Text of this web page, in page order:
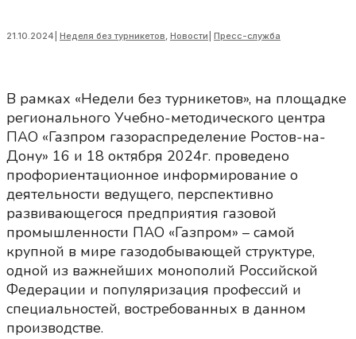
21.10.2024 Неделя без турникетов, Новости Пресс-служба
В рамках «Недели без турникетов», на площадке
регионального Учебно-методического центра
ПАО «Газпром газораспределение Ростов-на-
Дону» 16 и 18 октября 2024г. проведено
профориентационное информирование о
деятельности ведущего, перспективно
развивающегося предприятия газовой
промышленности ПАО «Газпром» – самой
крупной в мире газодобывающей структуре,
одной из важнейших монополий Российской
Федерации и популяризация профессий и
специальностей, востребованных в данном
производстве.